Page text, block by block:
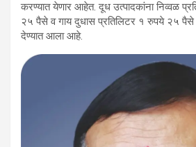
करण्यात येणार आहेत. दूध उत्पादकांना निव्वळ
२५ पैसे व गाय दुधास प्रतिलिटर १ रुपये २५
देण्यात आला आहे.